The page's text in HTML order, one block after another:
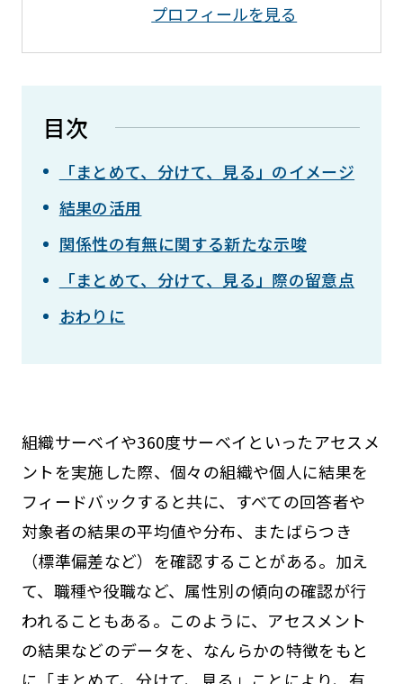
プロフィールを⾒る
目次
「まとめて、分けて、見る」のイメージ
結果の活用
関係性の有無に関する新たな示唆
「まとめて、分けて、見る」際の留意点
おわりに
組織サーベイや360度サーベイといったアセスメ
ントを実施した際、個々の組織や個人に結果を
フィードバックすると共に、すべての回答者や
対象者の結果の平均値や分布、またばらつき
（標準偏差など）を確認することがある。加え
て、職種や役職など、属性別の傾向の確認が行
われることもある。このように、アセスメント
の結果などのデータを、なんらかの特徴をもと
に「まとめて、分けて、見る」ことにより、有